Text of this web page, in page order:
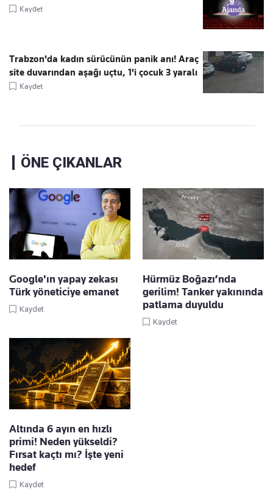
Kaydet
Trabzon'da kadın sürücünün panik anı! Araç
site duvarından aşağı uçtu, 1'i çocuk 3 yaralı
Kaydet
ÖNE ÇIKANLAR
Google'ın yapay zekası
Türk yöneticiye emanet
Kaydet
Hürmüz Boğazı’nda
gerilim! Tanker yakınında
patlama duyuldu
Kaydet
Altında 6 ayın en hızlı
primi! Neden yükseldi?
Fırsat kaçtı mı? İşte yeni
hedef
Kaydet